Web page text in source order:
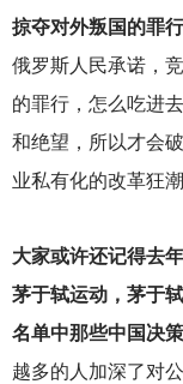
掠夺对外叛国的罪
俄罗斯人民承诺，
的罪行，怎么吃进
和绝望，所以才会
业私有化的改革狂潮
大家或许还记得去
茅于轼运动，茅于
名单中那些中国决
越多的人加深了对